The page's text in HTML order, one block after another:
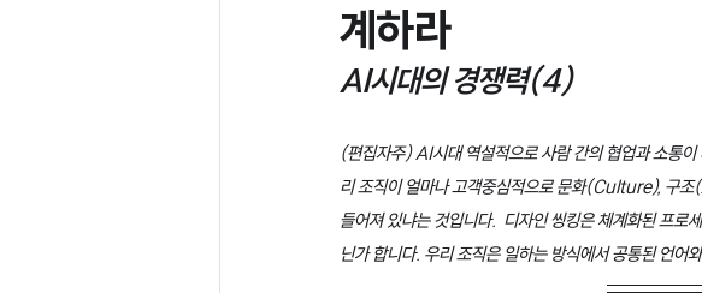
계하라
AI시대의 경쟁력(4)
(편집자주) AI시대 역설적으로 사람 간의 협업과 소통
리 조직이 얼마나 고객중심적으로 문화(Culture),
들어져 있냐는 것입니다.  디자인 씽킹은 체계화된 프로
닌가 합니다. 우리 조직은 일하는 방식에서 공통된 언어